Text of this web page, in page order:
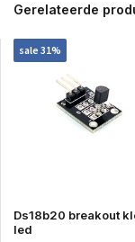
Gerelateerde
sale 31%
Ds18b20 breakout
led